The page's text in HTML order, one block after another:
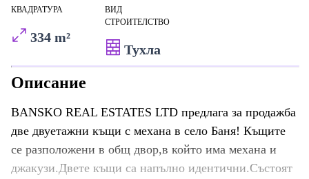
КВАДРАТУРА
334 m²
ВИД
СТРОИТЕЛСТВО
Тухла
Описание
BANSKO REAL ESTATES LTD предлага за продажба
две двуетажни къщи с механа в село Баня! Къщите
се разположени в общ двор,в който има механа и
джакузи.Двете къщи са напълно идентични.Състоят